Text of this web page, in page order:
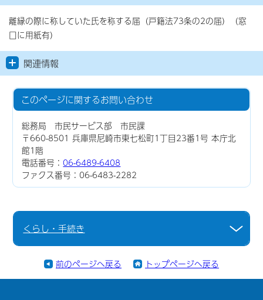
離縁の際に称していた氏を称する届（戸籍法73条の2の届）（窓
口に用紙有）
関連情報
このページに関するお問い合わせ
総務局 市民サービス部 市民課
〒660-8501 兵庫県尼崎市東七松町1丁目23番1号 本庁北
館1階
電話番号：06-6489-6408
ファクス番号：06-6483-2282
くらし・手続き
前のページへ戻る トップページへ戻る